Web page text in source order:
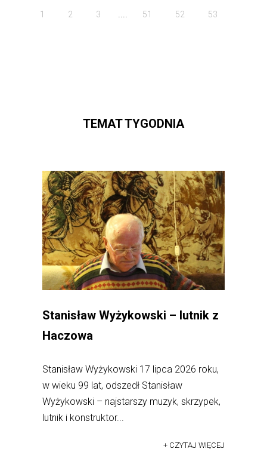
1 2 3 51 52 53
TEMAT TYGODNIA
Stanisław Wyżykowski – lutnik z
Haczowa
Stanisław Wyżykowski 17 lipca 2026 roku,
w wieku 99 lat, odszedł Stanisław
Wyżykowski – najstarszy muzyk, skrzypek,
lutnik i konstruktor...
+ CZYTAJ WIĘCEJ